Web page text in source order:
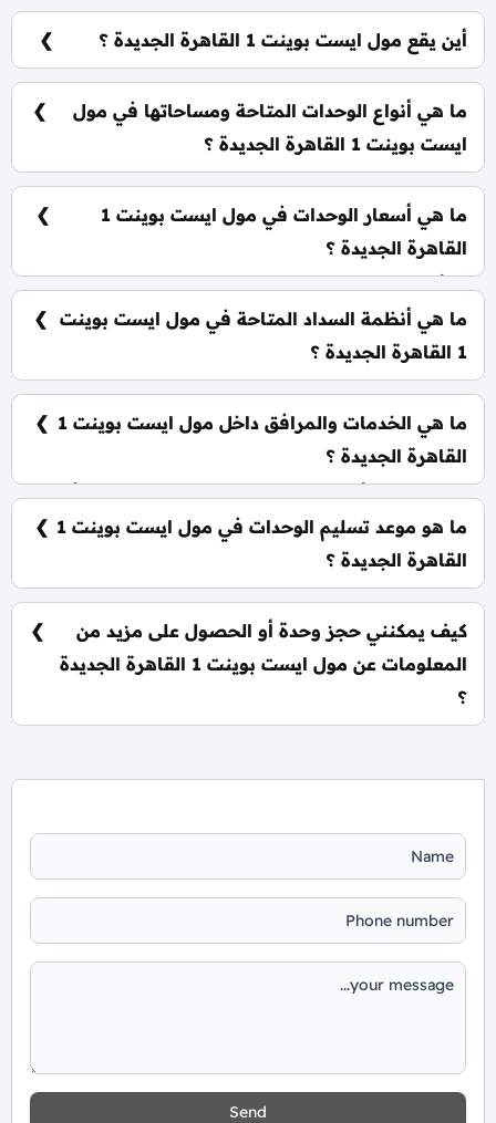
شركة كابيتال هيلز للتطوير العقاري Capital Hills
Developments CHD.
أين يقع مول ايست بوينت 1 القاهرة الجديدة ؟
يقع مول ايست بوينت 1 القاهرة الجديدة بقلب التجمع الأول
كتفرع من محور 79.
ما هي أنواع الوحدات المتاحة ومساحاتها في مول
ايست بوينت 1 القاهرة الجديدة ؟
يضم المول مجموعة متنوعة من الوحدات الاستثمارية،
تشمل: محلات تجارية: تبدأ من 63 متر² مكاتب إدارية: تبدأ
من 59 متر²
ما هي أسعار الوحدات في مول ايست بوينت 1
القاهرة الجديدة ؟
تبدأ الأسعار من 9,086,000 جنيه وتختلف حسب نوع
الوحدة والمساحة، كما أن الأسعار قابلة للتغيير حسب
تطورات السوق.
ما هي أنظمة السداد المتاحة في مول ايست بوينت
1 القاهرة الجديدة ؟
يمكنك حجز وحدتك بدفع مقدم 10% فقط، كما يتم
فوائد.
ما هي الخدمات والمرافق داخل مول ايست بوينت 1
القاهرة الجديدة ؟
يشمل المول أنظمة ذكية، سلالم ومصاعد بانورامية، أسرع
مولدات كهربائية وإطفاء حرائق، جراجات واسعة،
وحراسات أمنية مشددة.
ما هو موعد تسليم الوحدات في مول ايست بوينت 1
القاهرة الجديدة ؟
يتم تسليم الوحدات خلال ثلاث سنوات من تاريخ التعاقد.
كيف يمكنني حجز وحدة أو الحصول على مزيد من
المعلومات عن مول ايست بوينت 1 القاهرة الجديدة
؟
Send